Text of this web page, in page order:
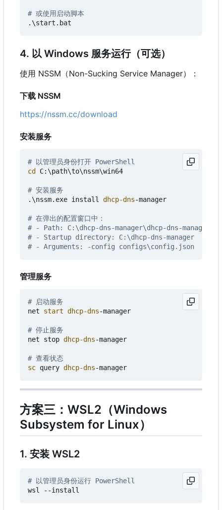
# 或使用启动脚本
.\start . bat
4. 以 Windows 服务运行（可选）
使用 NSSM （Non-Sucking Service Manager）：
下载 NSSM
https://nssm.cc/download
安装服务
# 以管理员身份打开 PowerShell
cd C: \path\to\nssm\win64
# 安装服务
.\nssm. exe install dhcp-dns-manager
# 在弹出的配置窗口中：
# - Path: C:\dhcp-dns-manager\dhcp-dns-
# - Startup directory: C:\dhcp-dns-manager
# - Arguments: -config configs\config.json
管理服务
# 启动服务
net
start dhcp-dns-manager
# 停止服务
net
stop dhcp-dns-manager
# 查看状态
sc query dhcp-dns-manager
方案三：WSL2 （Windows
Subsystem for Linux）
1. 安装 WSL2
# 以管理员身份运行 PowerShell
wsl
- -install